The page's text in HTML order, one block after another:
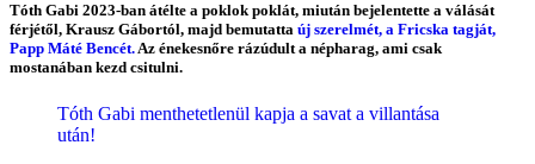
Tóth Gabi 2023-ban átélte a poklok poklát, miután bejelentette a válását
férjétől, Krausz Gábortól, majd bemutatta új szerelmét, a Fricska tagját,
Papp Máté Bencét.Az énekesnőre rázúdult a népharag, ami csak
mostanában kezd csitulni.
Tóth Gabi menthetetlenül kapja a savat a villantása
után!